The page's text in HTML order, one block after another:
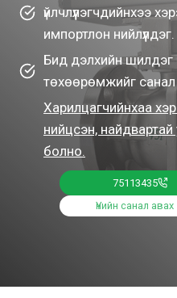
үйлчлүүлэгчдийнхээ
импортлон нийлүүлдэг.
Бид дэлхийн шилдэг
төхөөрөмжийг
Харилцагчийнхаа
нийцсэн, найдвартай
болно.
75113435
Үнийн санал авах